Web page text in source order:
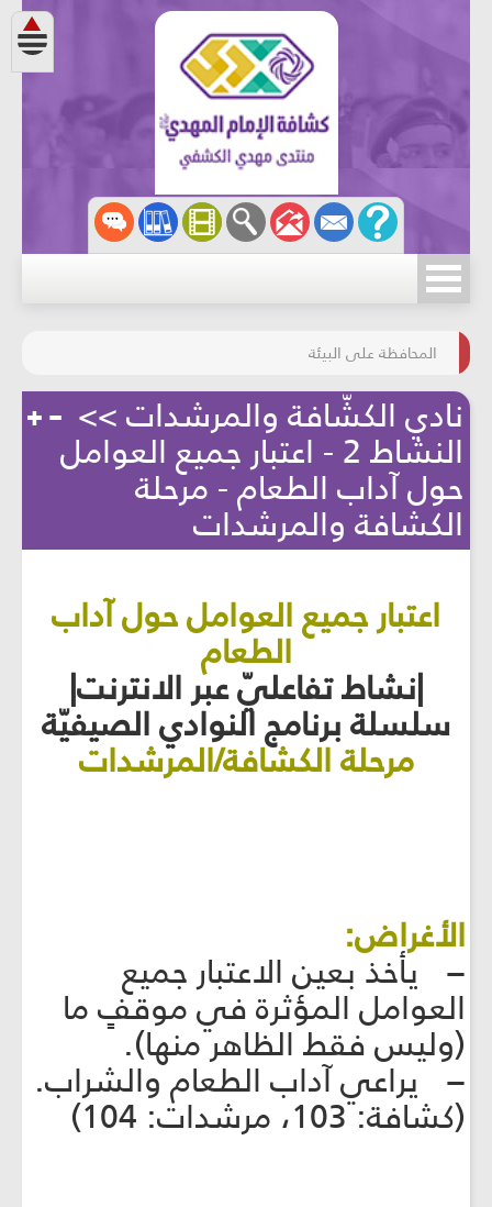
مسابقة الركب الحسينيّ
المحافظة على البيئة
نادي الكشّافة والمرشدات >>
النشاط 2 - اعتبار جميع العوامل
حول آداب الطعام - مرحلة
الكشافة والمرشدات
اعتبار جميع العوامل حول آداب
الطعام
|نشاط تفاعليّ عبر الانترنت|
سلسلة برنامج النوادي الصيفيّة
مرحلة الكشافة/المرشدات
الأغراض:
− يأخذ بعين الاعتبار جميع
العوامل المؤثرة في موقفٍ ما
(وليس فقط الظاهر منها).
− يراعي آداب الطعام والشراب.
(كشافة: 103، مرشدات: 104)